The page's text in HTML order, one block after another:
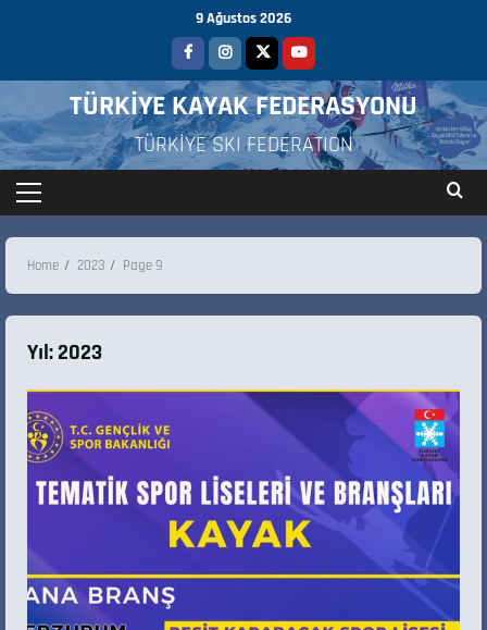
9 Ağustos 2026
TÜRKİYE KAYAK FEDERASYONU
TÜRKİYE SKI FEDERATION
Home 2023 Page 9
Yıl:2023